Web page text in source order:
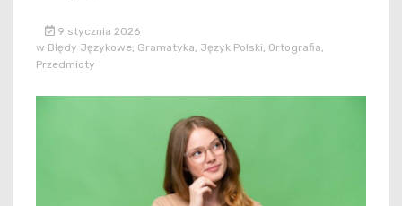
9 stycznia 2026
w Błędy Językowe Gramatyka Język Polski Ortografia
Przedmioty